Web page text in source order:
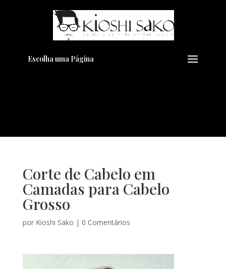
Escolha uma Página
Corte de Cabelo em
Camadas para Cabelo
Grosso
por Kioshi Sako | 0 Comentários
Pensando em transformar seu
Visual??